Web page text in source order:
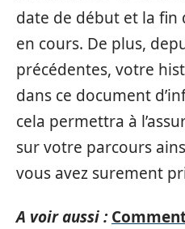
date de début et la
en cours. De plus,
précédentes, votre
dans ce document
cela permettra à
sur votre parcours
vous avez surement
A voir aussi :